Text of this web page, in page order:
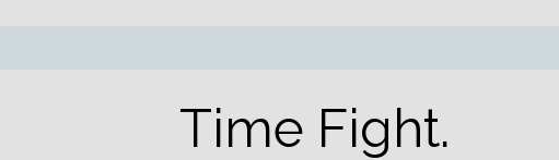
Time Fight.